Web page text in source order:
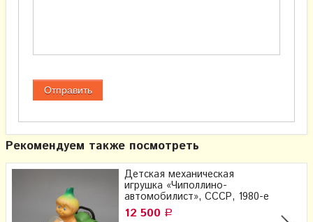
Рекомендуем также посмотреть
Детская механическая
игрушка «Чиполлино-
автомобилист», СССР, 1980-е
12 500 Р